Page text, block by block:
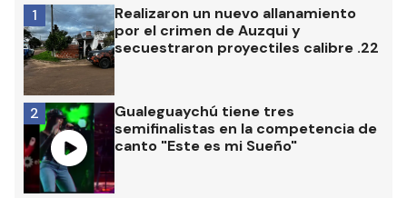
Realizaron un nuevo allanamiento
por el crimen de Auzqui y
secuestraron proyectiles calibre .22
1
Gualeguaychú tiene tres
semifinalistas en la competencia de
canto "Este es mi Sueño"
2